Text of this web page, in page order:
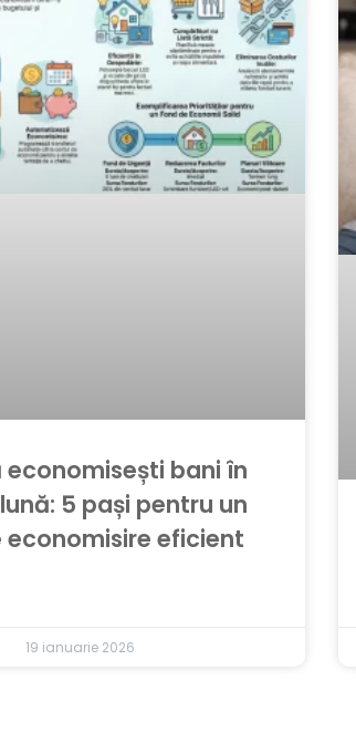
economisești bani în
5 pași pentru un
economisire eficient
19 ianuarie 2026